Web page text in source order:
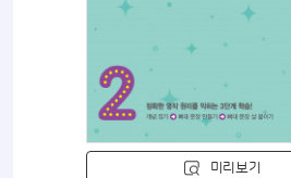
미리보기